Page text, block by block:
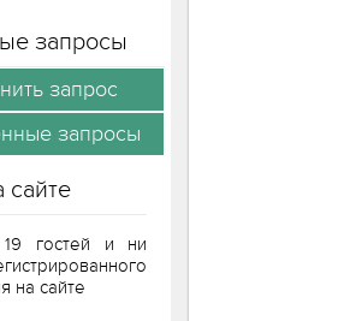
запросы
сайте
гостей и ни
на сайте